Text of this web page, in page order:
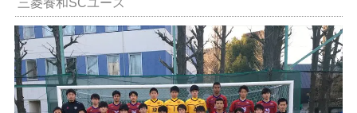
三菱養和SCユース